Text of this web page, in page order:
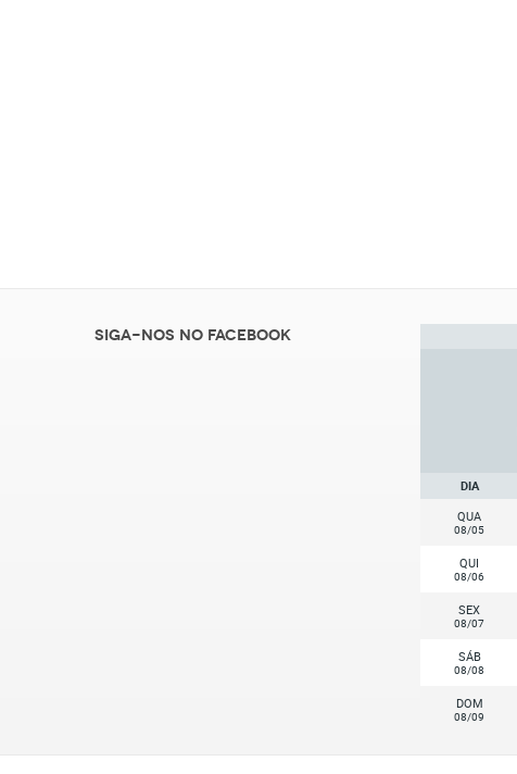
Siga-nos no Facebook
DIA
QUA
08/05
QUI
08/06
SEX
08/07
SÁB
08/08
DOM
08/09